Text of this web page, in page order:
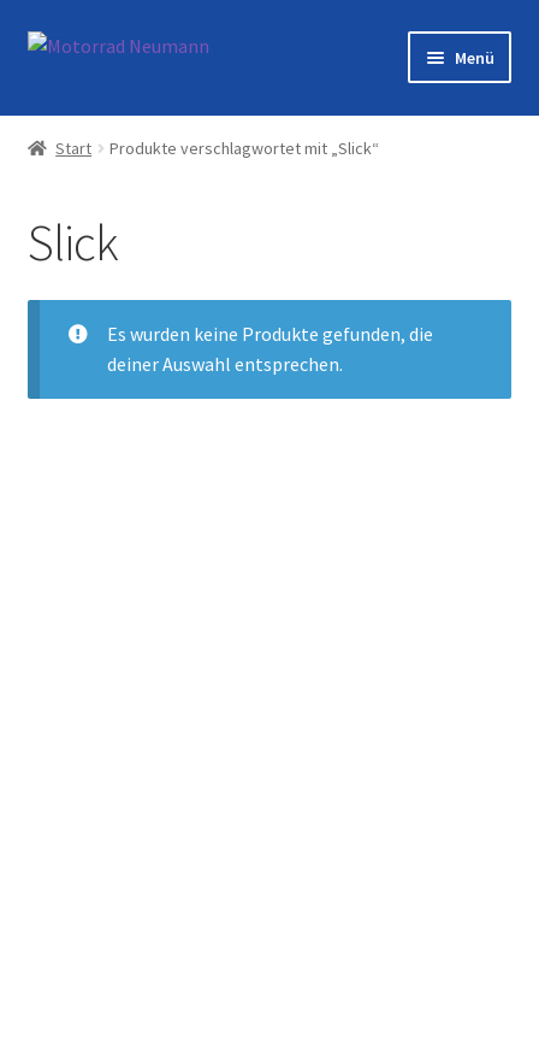
Zur
Zum
Menü
Startseite
Veranstaltungen
Motorräder
Werkstatt
Start Produkte verschlagwortet mit „Slick“
Slick
Es wurden keine Produkte gefunden, die
deiner Auswahl entsprechen.